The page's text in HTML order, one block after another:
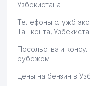
Узбекистана
Телефоны служб
Ташкента,
Посольства и
рубежом
Цены на бензин в